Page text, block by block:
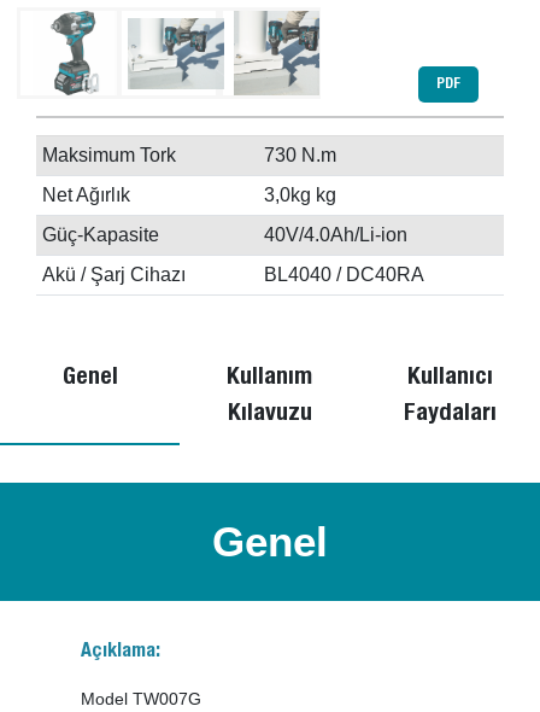
PDF
Maksimum Tork
730 N.m
Net Ağırlık
3,0kg kg
Güç-Kapasite
40V/4.0Ah/Li-ion
Akü / Şarj Cihazı
BL4040 / DC40RA
Genel
Kullanım
Kılavuzu
Kullanıcı
Faydaları
Genel
Açıklama:
Model TW007G